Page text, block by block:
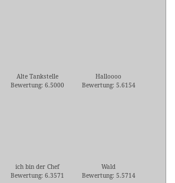
Alte Tankstelle
Bewertung: 6.5000
Halloooo
Bewertung: 5.6154
ich bin der Chef
Bewertung: 6.3571
Wald
Bewertung: 5.5714